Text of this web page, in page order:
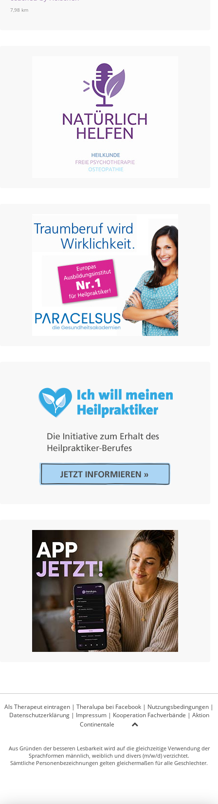
7,98 km
Als Therapeut eintragen | Theralupa bei Facebook | Nutzungsbedingungen |
Datenschutzerklärung| Impressum| Kooperation Fachverbände | Aktion
Continentale
Aus Gründen der besseren Lesbarkeit wird auf die gleichzeitige Verwendung der
Sprachformen männlich, weiblich und divers (m/w/d) verzichtet.
Sämtliche Personenbezeichnungen gelten gleichermaßen für alle Geschlechter.